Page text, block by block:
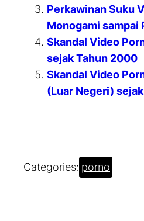
Perkawinan Suku
Monogami sampai
Skandal Video
sejak Tahun 2000
Skandal Video
(Luar Negeri)
Categories: porno